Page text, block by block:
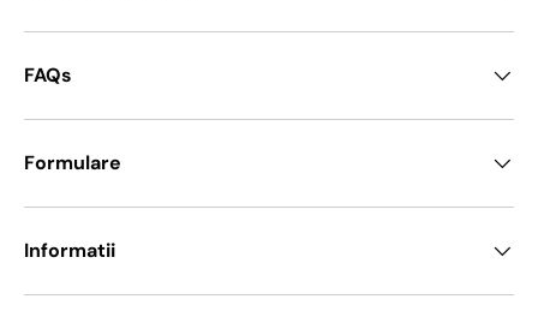
FAQs
Formulare
Informatii